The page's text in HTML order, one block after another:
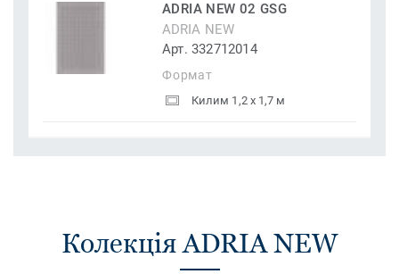
ADRIA NEW 02 GSG
ADRIA NEW
Арт. 332712014
Формат
Килим 1,2 x 1,7 м
Колекція ADRIA NEW